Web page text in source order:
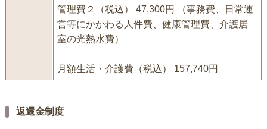
管理費２（税込） 47,300円 （事務費、日常運
営等にかかわる人件費、健康管理費、介護居
室の光熱水費）
月額生活・介護費（税込） 157,740円
返還金制度